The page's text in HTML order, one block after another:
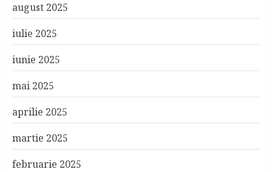
august 2025
iulie 2025
iunie 2025
mai 2025
aprilie 2025
martie 2025
februarie 2025